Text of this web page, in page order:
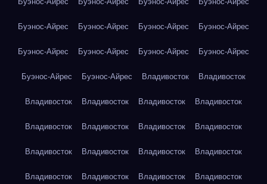
Буэнос-Айрес Буэнос-Айрес Буэнос-Айрес Буэнос-Айрес
Буэнос-Айрес Буэнос-Айрес Буэнос-Айрес Буэнос-Айрес
Буэнос-Айрес Буэнос-Айрес Владивосток Владивосток
Владивосток Владивосток Владивосток Владивосток
Владивосток Владивосток Владивосток Владивосток
Владивосток Владивосток Владивосток Владивосток
Владивосток Владивосток Владивосток Владивосток